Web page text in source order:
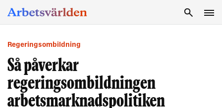
Regeringsombildning
Så påverkar
regeringsombildningen
arbetsmarknadspolitiken